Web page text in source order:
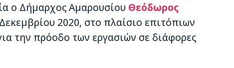
ο Δήμαρχος Αμαρουσίου Θεόδωρος
2020, στο πλαίσιο επιτόπιων
την πρόοδο των εργασιών σε διάφορες